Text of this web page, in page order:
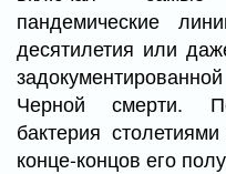
пандемические
десятилетия или
Черной смерти.
бактерия
конце-концов его